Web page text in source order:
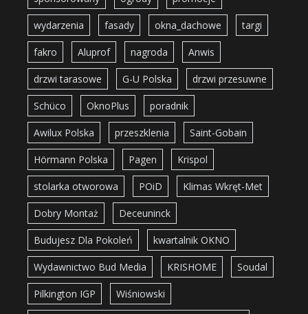
wydarzenia fasady okna_dachowe targi
fakro Aluprof nagroda Anwis
drzwi tarasowe G-U Polska drzwi przesuwne
Schüco OknoPlus poradnik
Awilux Polska przeszklenia Saint-Gobain
Hörmann Polska Pagen Krispol
stolarka otworowa POiD Klimas Wkręt-Met
Dobry Montaż Deceuninck
Budujesz Dla Pokoleń kwartalnik OKNO
Wydawnictwo Bud Media KRISHOME Soudal
Pilkington IGP Wiśniowski